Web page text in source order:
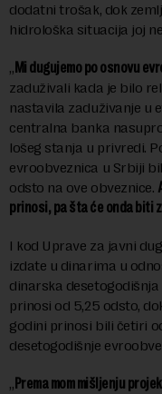
dodatni trošak, dok
hidrološka situacija joj
„ Mi dugujemo po osnovu
zaduživali kada je bilo
nastavila zaduživanje u
centralna banka
lošeg stanja u privredi.
evroobveznica u Srbiji
odsto na ove obveznice.
prinosi, pa šta će onda biti
I kod Uprave za javni
izdate u dinarima u
dinarska
prinosi od 5,25 odsto,
godini prinosi bili četiri
desetogodišnje
„ Prema mom mišljenju